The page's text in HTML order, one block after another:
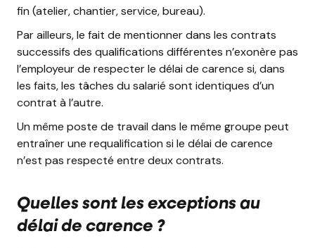
fin (atelier, chantier, service, bureau).
Par ailleurs, le fait de mentionner dans les contrats
successifs des qualifications différentes n’exonère pas
l’employeur de respecter le délai de carence si, dans
les faits, les tâches du salarié sont identiques d’un
contrat à l’autre.
Un même poste de travail dans le même groupe peut
entraîner une requalification si le délai de carence
n’est pas respecté entre deux contrats.
Quelles sont les exceptions au
délai de carence ?